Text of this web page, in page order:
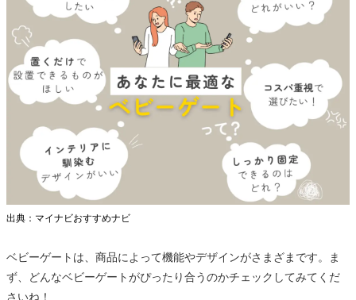
出典：マイナビおすすめナビ
ベビーゲートは、商品によって機能やデザインがさまざまです。ま
ず、どんなベビーゲートがぴったり合うのかチェックしてみてくだ
さいね！